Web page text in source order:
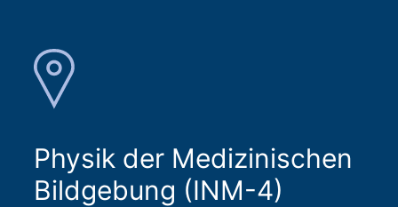
Physik der Medizinischen
Bildgebung (INM-4)